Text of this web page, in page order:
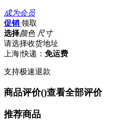
成为会员
促销 领取
选择颜色 尺寸
请选择收货地址
上海|快递： 免运费
支持极速退款
商品评价()查看全部评价
推荐商品